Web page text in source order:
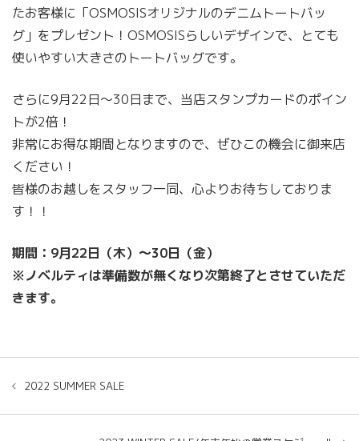
たお客様に「OSMOSISオリジナルのデニムトートバッ
グ」をプレゼント！OSMOSISらしいデザインで、とても
使いやすい大きさのトートバッグです。
さらに9月22日〜30日まで、当店スタンプカードのポイン
トが2倍！
非常にお得な期間となりますので、ぜひこの機会に御来店
ください！
皆様のお越しをスタッフ一同、心よりお待ちしておりま
す！！
期間：9月22日（木）〜30日（金）
※ノベルティは準備数が無くなり次第終了とさせていただ
きます。
2022 SUMMER SALE